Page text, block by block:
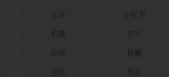
小红书
引流
拆解
挂机